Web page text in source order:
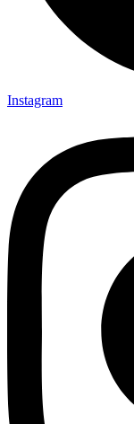
Instagram